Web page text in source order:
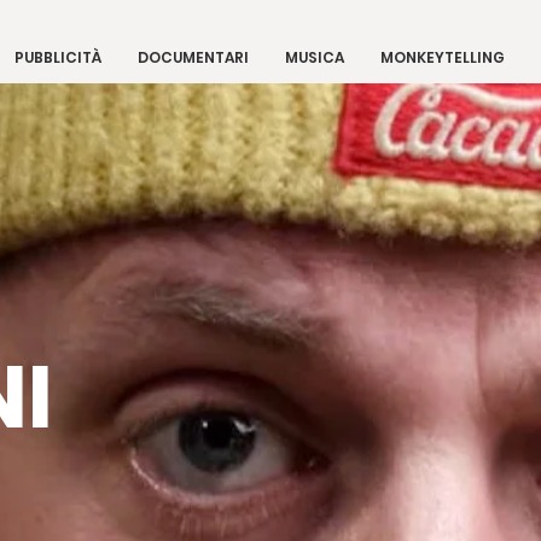
PUBBLICITÀ DOCUMENTARI MUSICA MONKEYTELLING